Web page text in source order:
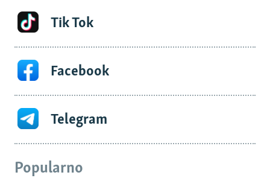
Tik Tok
Facebook
Telegram
Popularno